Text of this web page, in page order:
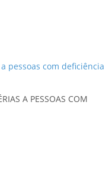
A PESSOAS COM